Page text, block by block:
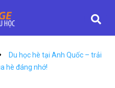
Du học hè tại Anh Quốc – trải
hè đáng nhớ!